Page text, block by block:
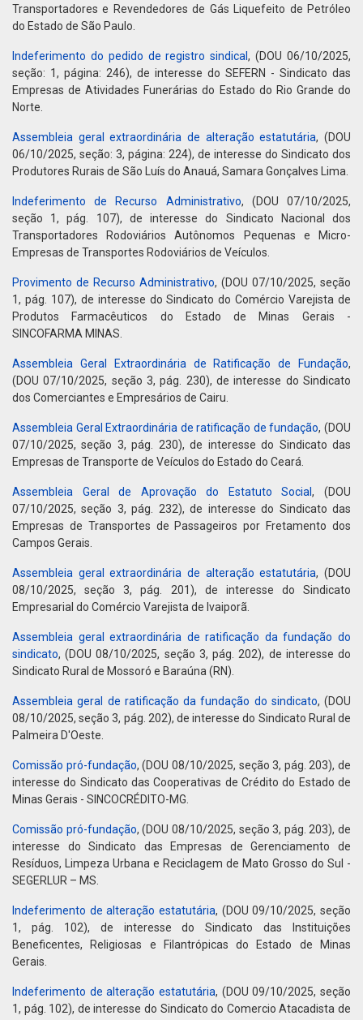
Transportadores e Revendedores de Gás Liquefeito de Petróleo
do Estado de São Paulo.
Indeferimento do pedido de registro sindical, (DOU 06/10/2025,
seção: 1, página: 246), de interesse do SEFERN - Sindicato das
Empresas de Atividades Funerárias do Estado do Rio Grande do
Norte.
Assembleia geral extraordinária de alteração estatutária, (DOU
06/10/2025, seção: 3, página: 224), de interesse do Sindicato dos
Produtores Rurais de São Luís do Anauá, Samara Gonçalves Lima.
Indeferimento de Recurso Administrativo, (DOU 07/10/2025,
seção 1, pág. 107), de interesse do Sindicato Nacional dos
Transportadores Rodoviários Autônomos Pequenas e Micro-
Empresas de Transportes Rodoviários de Veículos.
Provimento de Recurso Administrativo, (DOU 07/10/2025, seção
1, pág. 107), de interesse do Sindicato do Comércio Varejista de
Produtos Farmacêuticos do Estado de Minas Gerais -
SINCOFARMA MINAS.
Assembleia Geral Extraordinária de Ratificação de Fundação,
(DOU 07/10/2025, seção 3, pág. 230), de interesse do Sindicato
dos Comerciantes e Empresários de Cairu.
Assembleia Geral Extraordinária de ratificação de fundação, (DOU
07/10/2025, seção 3, pág. 230), de interesse do Sindicato das
Empresas de Transporte de Veículos do Estado do Ceará.
Assembleia Geral de Aprovação do Estatuto Social, (DOU
07/10/2025, seção 3, pág. 232), de interesse do Sindicato das
Empresas de Transportes de Passageiros por Fretamento dos
Campos Gerais.
Assembleia geral extraordinária de alteração estatutária, (DOU
08/10/2025, seção 3, pág. 201), de interesse do Sindicato
Empresarial do Comércio Varejista de Ivaiporã.
Assembleia geral extraordinária de ratificação da fundação do
sindicato, (DOU 08/10/2025, seção 3, pág. 202), de interesse do
Sindicato Rural de Mossoró e Baraúna (RN).
Assembleia geral de ratificação da fundação do sindicato, (DOU
08/10/2025, seção 3, pág. 202), de interesse do Sindicato Rural de
Palmeira D'Oeste.
Comissão pró-fundação, (DOU 08/10/2025, seção 3, pág. 203), de
interesse do Sindicato das Cooperativas de Crédito do Estado de
Minas Gerais - SINCOCRÉDITO-MG.
Comissão pró-fundação, (DOU 08/10/2025, seção 3, pág. 203), de
interesse do Sindicato das Empresas de Gerenciamento de
Resíduos, Limpeza Urbana e Reciclagem de Mato Grosso do Sul -
SEGERLUR – MS.
Indeferimento de alteração estatutária, (DOU 09/10/2025, seção
1, pág. 102), de interesse do Sindicato das Instituições
Beneficentes, Religiosas e Filantrópicas do Estado de Minas
Gerais.
Indeferimento de alteração estatutária, (DOU 09/10/2025, seção
1, pág. 102), de interesse do Sindicato do Comercio Atacadista de